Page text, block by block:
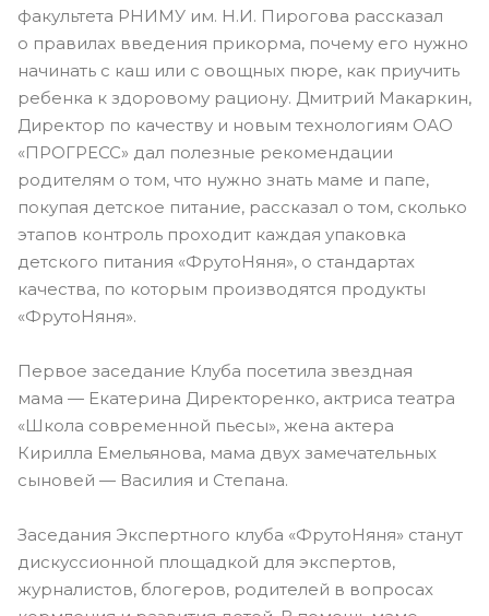
факультета РНИМУ им. Н.И. Пирогова рассказал
о правилах введения прикорма, почему его нужно
начинать с каш или с овощных пюре, как приучить
ребенка к здоровому рациону. Дмитрий Макаркин,
Директор по качеству и новым технологиям ОАО
«ПРОГРЕСС» дал полезные рекомендации
родителям о том, что нужно знать маме и папе,
покупая детское питание, рассказал о том, сколько
этапов контроль проходит каждая упаковка
детского питания «ФрутоНяня», о стандартах
качества, по которым производятся продукты
«ФрутоНяня».
Первое заседание Клуба посетила звездная
мама — Екатерина Директоренко, актриса театра
«Школа современной пьесы», жена актера
Кирилла Емельянова, мама двух замечательных
сыновей — Василия и Степана.
Заседания Экспертного клуба «ФрутоНяня» станут
дискуссионной площадкой для экспертов,
журналистов, блогеров, родителей в вопросах